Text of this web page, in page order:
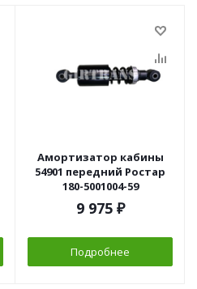
Амортизатор кабины
54901 передний Ростар
180-5001004-59
9 975₽
Подробнее